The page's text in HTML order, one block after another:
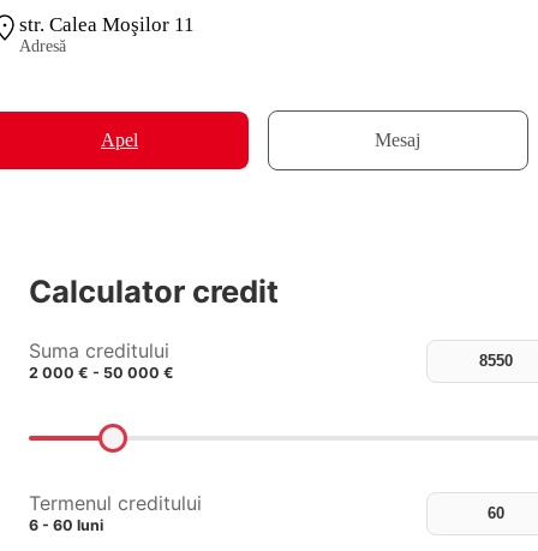
str. Calea Moşilor 11
Adresă
Apel Mesaj
Calculator credit
Suma creditului
2 000 € - 50 000 €
Termenul creditului
6 - 60 luni